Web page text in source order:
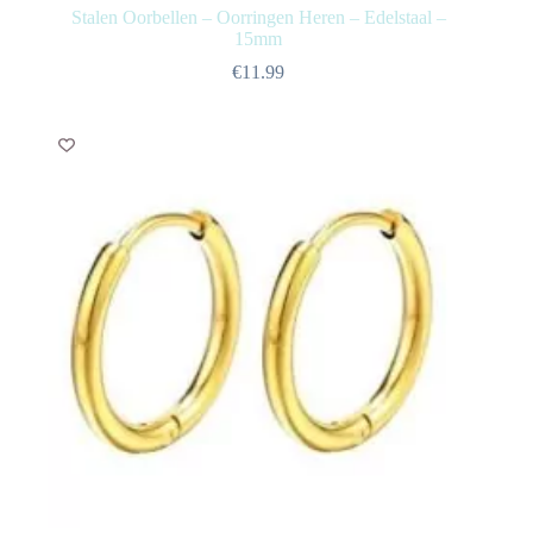
Stalen Oorbellen – Oorringen Heren – Edelstaal –
15mm
€11.99